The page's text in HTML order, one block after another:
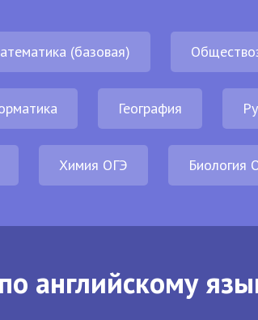
(базовая)
География
Химия ОГЭ Биология
английскому